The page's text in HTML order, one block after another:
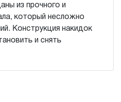
из прочного и
который несложно
Конструкция накидок
и снять